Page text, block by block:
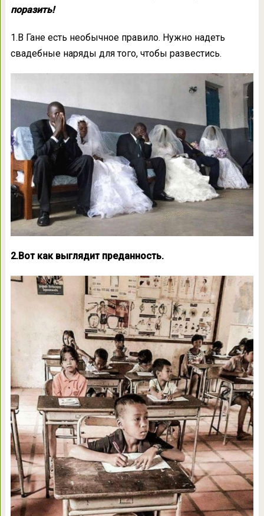
поразить!
1.В Гане есть необычное правило. Нужно надеть
свадебные наряды для того, чтобы развестись.
2.Вот как выглядит преданность.